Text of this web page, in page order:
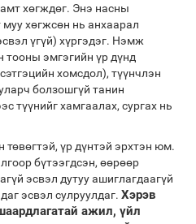
хөгждөг. Энэ насны
хөгжсөн нь анхаарал
үгүй) хүргэдэг. Нэмж
тооны эмгэгийн үр дүнд
хомсдол), түүнчлэн
болзошгүй танин
түүнийг хамгаалах, сургах нь
үр дүнтэй эрхтэн юм.
бүтээгдсэн, өөрөөр
эсвэл дутуу ашиглагдаагүй
эсвэл сулруулдаг.Хэрэв
ажил, үйл